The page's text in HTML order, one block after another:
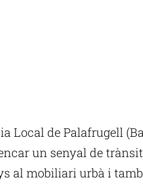
Local de Palafrugell
un senyal de
al mobiliari urbà i